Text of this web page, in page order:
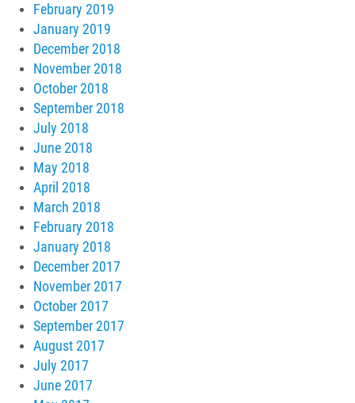
February 2019
January 2019
December 2018
November 2018
October 2018
September 2018
July 2018
June 2018
May 2018
April 2018
March 2018
February 2018
January 2018
December 2017
November 2017
October 2017
September 2017
August 2017
July 2017
June 2017